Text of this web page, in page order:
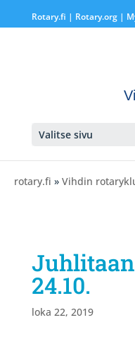
Rotary.fi | Rotary.org|
Valitse sivu
rotary.fi » Vihdin
24.10.
loka 22, 2019